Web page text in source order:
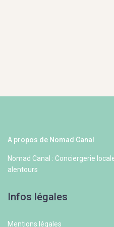
A propos de Nomad Canal
Nomad Canal : Conciergerie
alentours
Infos légales
Mentions légales